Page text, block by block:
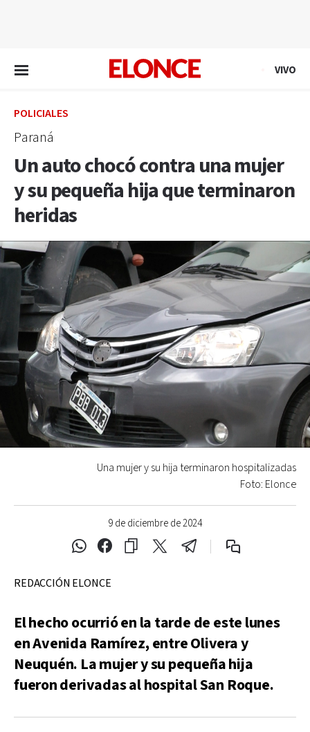
VIVO
POLICIALES
Paraná
Un auto chocó contra una mujer
y su pequeña hija que terminaron
heridas
9 de diciembre de 2024
Una mujer y su hija terminaron hospitalizadas
Foto: Elonce
REDACCIÓN ELONCE
El hecho ocurrió en la tarde de este lunes
en Avenida Ramírez, entre Olivera y
Neuquén. La mujer y su pequeña hija
fueron derivadas al hospital San Roque.